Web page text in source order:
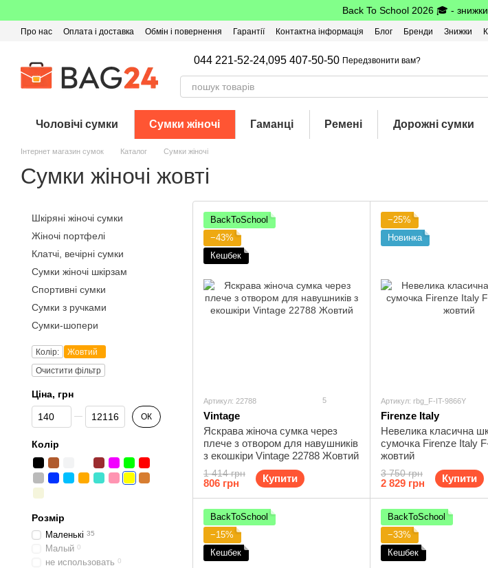
Back To School 2026 🎓 -
Про нас Оплата і доставка Обмін і повернення Гарантії Контактна інформація Блог Бренди Знижки
044 221-52-24,095 407-50-50 Передзвонити вам?
Чоловічі сумки Сумки жіночі Гаманці Ремені Дорожні сумки
Інтернет магазин сумок Каталог Сумки жіночі
Сумки жіночі жовті
BackToSchool
−43%
Кешбек
Артикул: 22788 5
Vintage
Яскрава жіноча сумка через
плече з отвором для навушників
з екошкіри Vintage 22788 Жовтий
1 414 грн
806 грн Купити
−25%
Новинка
Артикул: rbg_F-IT-9866Y
Firenze Italy
Невелика класична
сумочка Firenze Italy
жовтий
3 750 грн
2 829 грн Купити
BackToSchool
−15%
Кешбек
BackToSchool
−33%
Кешбек
Шкіряні жіночі сумки
Жіночі портфелі
Клатчі, вечірні сумки
Сумки жіночі шкірзам
Спортивні сумки
Сумки з ручками
Сумки-шопери
Колір:
Жовтий
Очистити фільтр
Ціна, грн
Від Ціна, грн
До Ціна, грн ОК
Колір
Розмір
Маленькі 35
Малый 0
не использовать 0